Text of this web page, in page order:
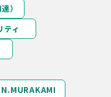
）
ティ
N.MURAKAMI